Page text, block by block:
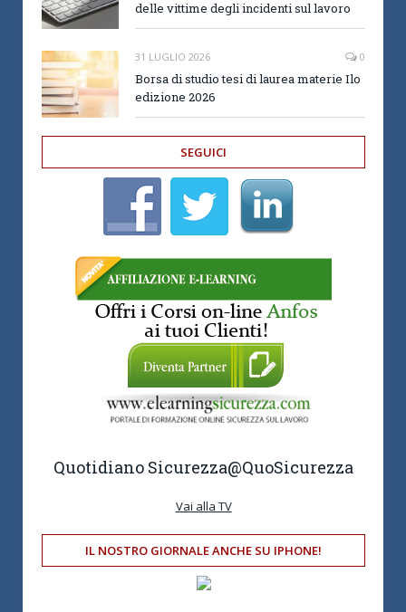
delle vittime degli incidenti sul lavoro
31 LUGLIO 2026 0
Borsa di studio tesi di laurea materie Ilo
edizione 2026
SEGUICI
Quotidiano Sicurezza@QuoSicurezza
Vai alla TV
IL NOSTRO GIORNALE ANCHE SU IPHONE!